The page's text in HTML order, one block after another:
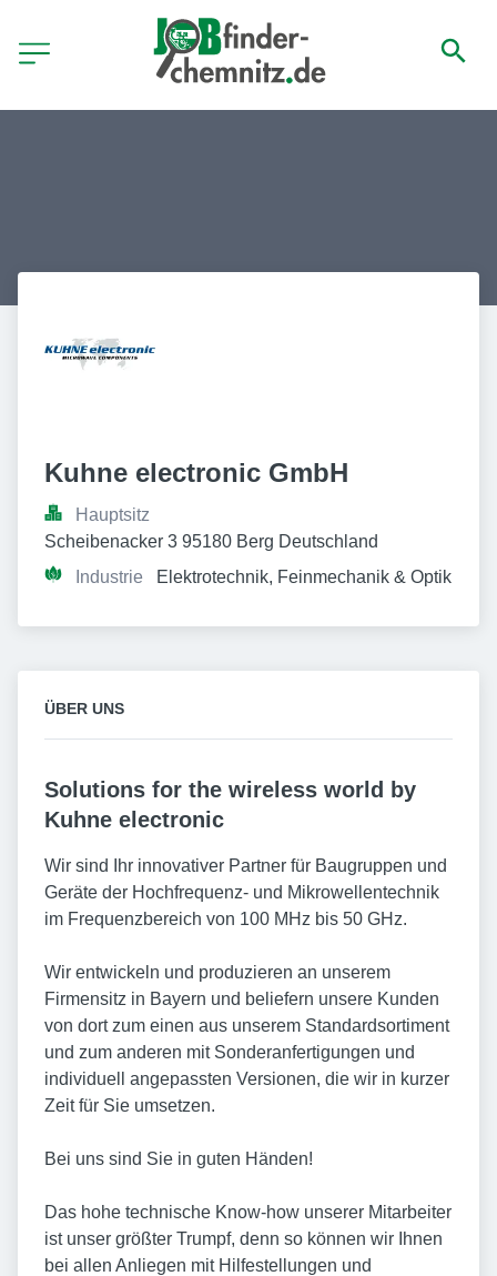
Kuhne electronic GmbH
Hauptsitz
Scheibenacker 3 95180 Berg Deutschland
Industrie
Elektrotechnik, Feinmechanik & Optik
ÜBER UNS
Solutions for the wireless world by
Kuhne electronic
Wir sind Ihr innovativer Partner für Baugruppen und
Geräte der Hochfrequenz- und Mikrowellentechnik
im Frequenzbereich von 100 MHz bis 50 GHz.
Wir entwickeln und produzieren an unserem
Firmensitz in Bayern und beliefern unsere Kunden
von dort zum einen aus unserem Standardsortiment
und zum anderen mit Sonderanfertigungen und
individuell angepassten Versionen, die wir in kurzer
Zeit für Sie umsetzen.
Bei uns sind Sie in guten Händen!
Das hohe technische Know-how unserer Mitarbeiter
ist unser größter Trumpf, denn so können wir Ihnen
bei allen Anliegen mit Hilfestellungen und